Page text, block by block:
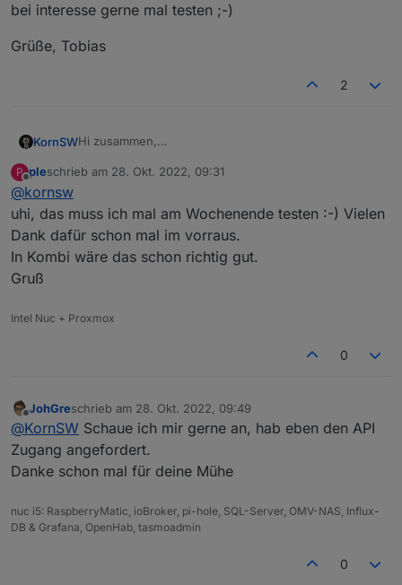
bei interesse gerne mal testen ;-)
Grüße, Tobias
2
KornSWHi zusammen,
nehmen will (oder in Kombi, zwecks Anreicherung mit
ich habe gerade einen veröffentlicht:
https://github.com/KornSW/ioBroker.fusionsolar
https://forum.iobroker.net/topic/59422/new-adapter-
huawei-fusionsolar-api
bei interesse gerne mal testen ;-)
P
Offline
pleschrieb am 28. Okt. 2022, 09:31
zuletzt editiert von
@kornsw
uhi, das muss ich mal am Wochenende testen :-) Vielen
Dank dafür schon mal im vorraus.
In Kombi wäre das schon richtig gut.
Gruß
Intel Nuc + Proxmox
0
Offline
JohGreschrieb am 28. Okt. 2022, 09:49
zuletzt editiert von
@KornSW Schaue ich mir gerne an, hab eben den API
Zugang angefordert.
Danke schon mal für deine Mühe
nuc i5: RaspberryMatic, ioBroker, pi-hole, SQL-Server, OMV-NAS, Influx-
DB & Grafana, OpenHab, tasmoadmin
0